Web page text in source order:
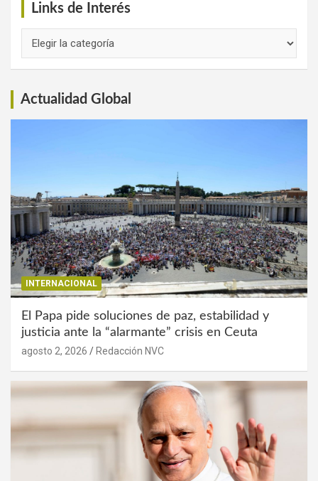
Links de Interés
Actualidad Global
INTERNACIONAL
El Papa pide soluciones de paz, estabilidad y
justicia ante la “alarmante” crisis en Ceuta
agosto 2, 2026 Redacción NVC